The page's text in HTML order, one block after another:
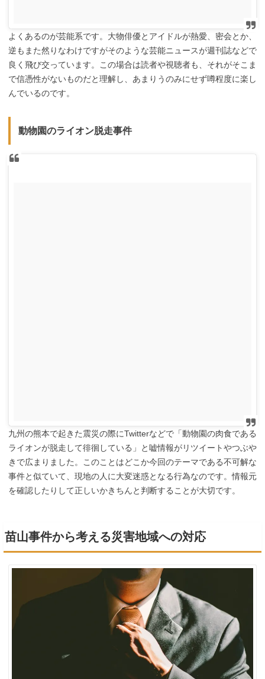
よくあるのが芸能系です。大物俳優とアイドルが熱愛、密会とか、
逆もまた然りなわけですがそのような芸能ニュースが週刊誌などで
良く飛び交っています。この場合は読者や視聴者も、それがそこま
で信憑性がないものだと理解し、あまりうのみにせず噂程度に楽し
んでいるのです。
動物園のライオン脱走事件
九州の熊本で起きた震災の際にTwitterなどで「動物園の肉食である
ライオンが脱走して徘徊している」と嘘情報がリツイートやつぶや
きで広まりました。このことはどこか今回のテーマである不可解な
事件と似ていて、現地の人に大変迷惑となる行為なのです。情報元
を確認したりして正しいかきちんと判断することが大切です。
苗山事件から考える災害地域への対応